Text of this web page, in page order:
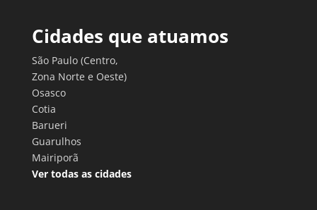
Cidades que atuamos
São Paulo (Centro,
Zona Norte e Oeste)
Osasco
Cotia
Barueri
Guarulhos
Mairiporã
Ver todas as cidades